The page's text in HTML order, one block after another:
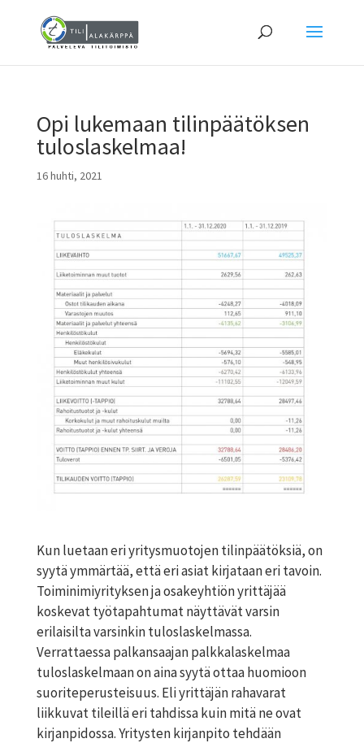
Opi lukemaan tilinpäätöksen
tuloslaskelmaa!
16 huhti, 2021
Kun luetaan eri yritysmuotojen tilinpäätöksiä, on
syytä ymmärtää, että eri asiat kirjataan eri tavoin.
Toiminimiyrityksen ja osakeyhtiön yrittäjää
koskevat työtapahtumat näyttävät varsin
erilaisilta varsinkin tuloslaskelmassa.
Verrattaessa palkansaajan palkkalaskelmaa
tuloslaskelmaan on aina syytä ottaa huomioon
suoriteperusteisuus. Eli yrittäjän rahavarat
liikkuvat tileillä eri tahdissa kuin mitä ne ovat
kirjanpidossa. Yritysten kirjanpito tehdään